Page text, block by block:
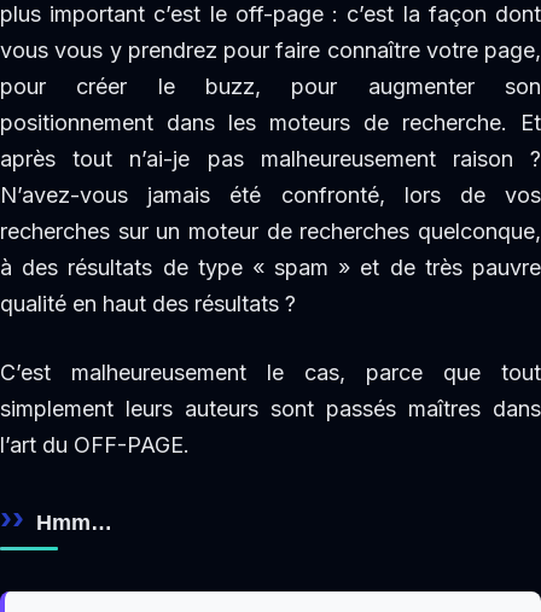
plus important c’est le off-page : c’est la façon dont
vous vous y prendrez pour faire connaître votre page,
pour créer le buzz, pour augmenter son
positionnement dans les moteurs de recherche. Et
après tout n’ai-je pas malheureusement raison ?
N’avez-vous jamais été confronté, lors de vos
recherches sur un moteur de recherches quelconque,
à des résultats de type « spam » et de très pauvre
qualité en haut des résultats ?
C’est malheureusement le cas, parce que tout
simplement leurs auteurs sont passés maîtres dans
l’art du OFF-PAGE.
Hmm…